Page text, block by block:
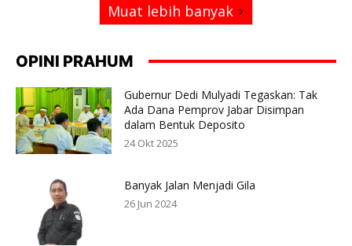
Muat lebih banyak
OPINI PRAHUM
Gubernur Dedi Mulyadi Tegaskan: Tak
Ada Dana Pemprov Jabar Disimpan
dalam Bentuk Deposito
24 Okt 2025
Banyak Jalan Menjadi Gila
26 Jun 2024